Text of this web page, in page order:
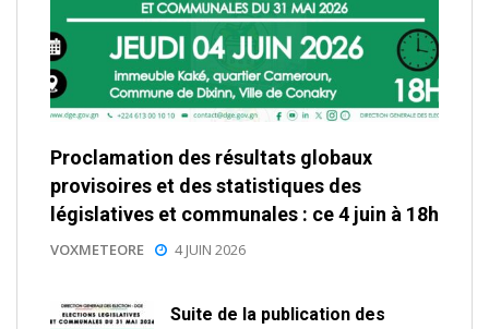
Proclamation des résultats globaux
provisoires et des statistiques des
législatives et communales : ce 4 juin à 18h
VOXMETEORE 4 JUIN 2026
Suite de la publication des